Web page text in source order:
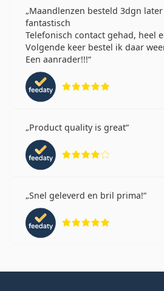
Maandlenzen besteld 3dgn
fantastisch
Telefonisch contact gehad, heel
Volgende keer bestel ik daar
Een aanrader!!!
Product quality is great
Snel geleverd en bril prima!